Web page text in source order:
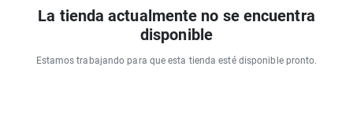
La tienda actualmente no se encuentra
disponible
Estamos trabajando para que esta tienda esté disponible pronto.